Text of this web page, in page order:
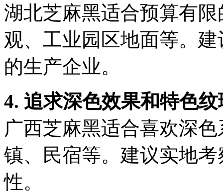
湖北芝麻黑适合预算有
观、工业园区地面等。
的生产企业。
4. 追求深色效果和特色
广西芝麻黑适合喜欢深
镇、民宿等。建议实地
性。